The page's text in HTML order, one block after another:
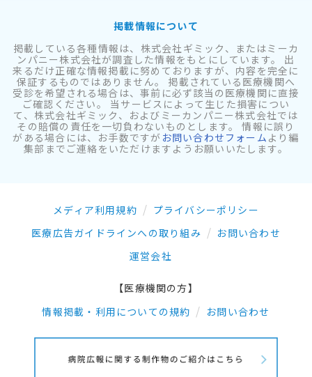
掲載情報について
掲載している各種情報は、株式会社ギミック、またはミーカ
ンパニー株式会社が調査した情報をもとにしています。 出
来るだけ正確な情報掲載に努めておりますが、内容を完全に
保証するものではありません。 掲載されている医療機関へ
受診を希望される場合は、事前に必ず該当の医療機関に直接
ご確認ください。 当サービスによって生じた損害につい
て、株式会社ギミック、およびミーカンパニー株式会社では
その賠償の責任を一切負わないものとします。 情報に誤り
がある場合には、お手数ですが お問い合わせフォーム より編
集部までご連絡をいただけますようお願いいたします。
メディア利用規約
プライバシーポリシー
医療広告ガイドラインへの取り組み
お問い合わせ
運営会社
【医療機関の方】
情報掲載・利用についての規約
お問い合わせ